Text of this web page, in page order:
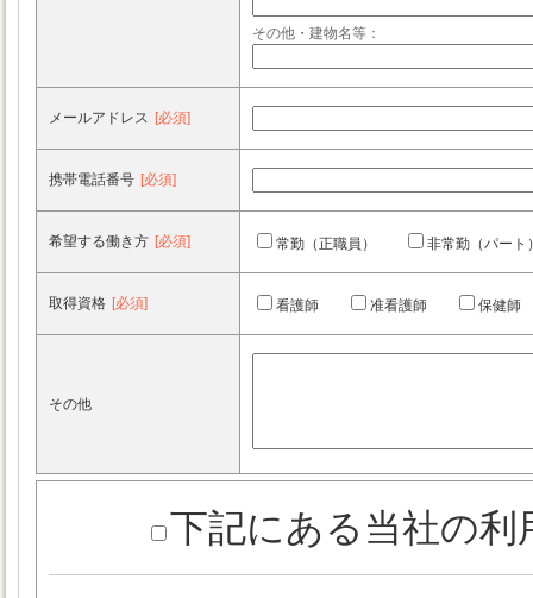
その他・建物名等：
メールアドレス [必須]
携帯電話番号 [必須]
希望する働き方 [必須] 常勤（正職員） 非常勤（パート
取得資格 [必須] 看護師 准看護師 保健師
その他
下記にある当社の